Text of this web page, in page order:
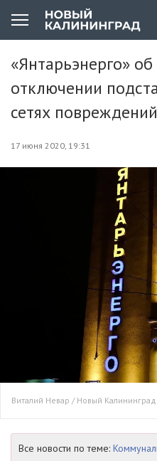
«Янтарьэнерго»
отключении
сетях
17 июня 2020, 19:31
Виталий Невар / Новый Калининград
Все новости по теме: